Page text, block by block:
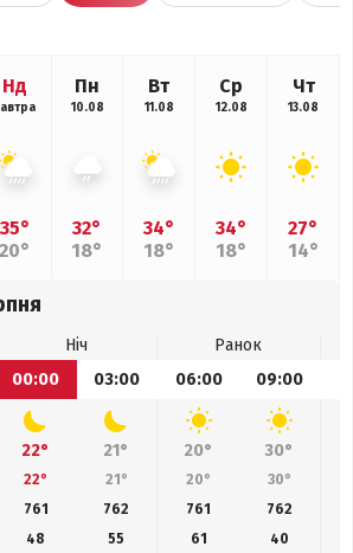
Нд
35°
20°
Пн
10.08
32°
18°
Вт
11.08
34°
18°
Ср
12.08
34°
18°
Чт
13.08
27°
14°
Ніч
Ранок
00:00
03:00 06:00 09:00
22° 21° 20° 30°
22° 21° 20° 30°
761
762 761 762
48
55 61 40